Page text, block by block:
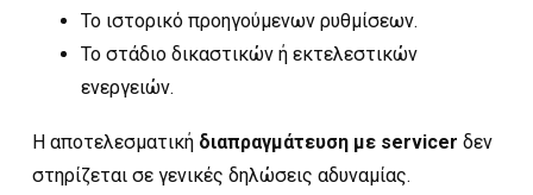
Το ιστορικό προηγούμενων ρυθμίσεων.
Το στάδιο δικαστικών ή εκτελεστικών
ενεργειών.
Η αποτελεσματική διαπραγμάτευση με servicer δεν
στηρίζεται σε γενικές δηλώσεις αδυναμίας.